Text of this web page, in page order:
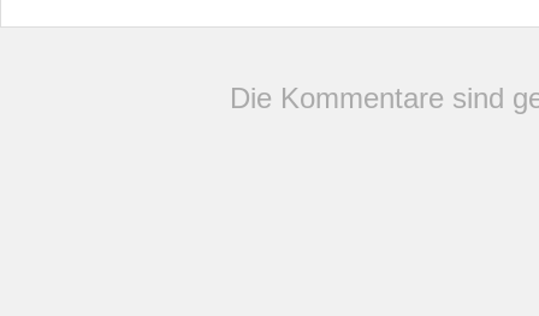
Die Kommentare sind